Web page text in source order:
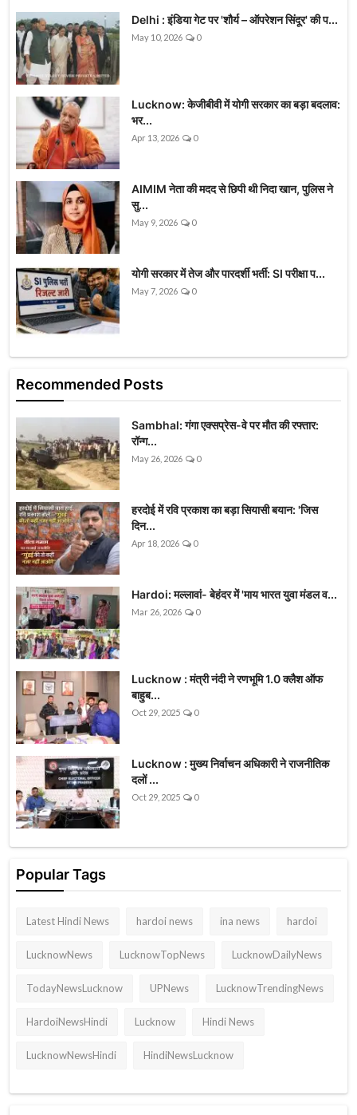
Delhi : इंडिया गेट पर 'शौर्य – ऑपरेशन सिंदूर' की प...
May 10, 2026 0
Lucknow: केजीबीवी में योगी सरकार का बड़ा बदलाव:
भर...
Apr 13, 2026 0
AIMIM नेता की मदद से छिपी थी निदा खान, पुलिस ने
सु...
May 9, 2026 0
योगी सरकार में तेज और पारदर्शी भर्ती: SI परीक्षा प...
May 7, 2026 0
Recommended Posts
Sambhal: गंगा एक्सप्रेस-वे पर मौत की रफ्तार:
रॉन्ग...
May 26, 2026 0
हरदोई में रवि प्रकाश का बड़ा सियासी बयान: 'जिस
दिन...
Apr 18, 2026 0
Hardoi: मल्लावां- बेहंदर में 'माय भारत युवा मंडल व...
Mar 26, 2026 0
Lucknow : मंत्री नंदी ने रणभूमि 1.0 क्लैश ऑफ
बाहुब...
Oct 29, 2025 0
Lucknow : मुख्य निर्वाचन अधिकारी ने राजनीतिक
दलों ...
Oct 29, 2025 0
Popular Tags
Latest Hindi News hardoi news ina news hardoi
LucknowNews LucknowTopNews LucknowDailyNews
TodayNewsLucknow UPNews LucknowTrendingNews
HardoiNewsHindi Lucknow Hindi News
LucknowNewsHindi HindiNewsLucknow